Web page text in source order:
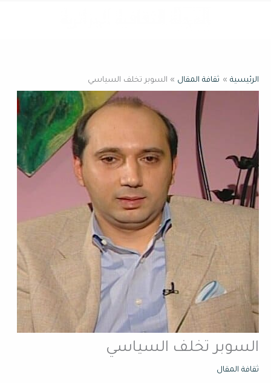
الرئيسية ثقافة المقال السوبر تخلف السياسي
السوبر تخلف السياسي
ثقافة المقال